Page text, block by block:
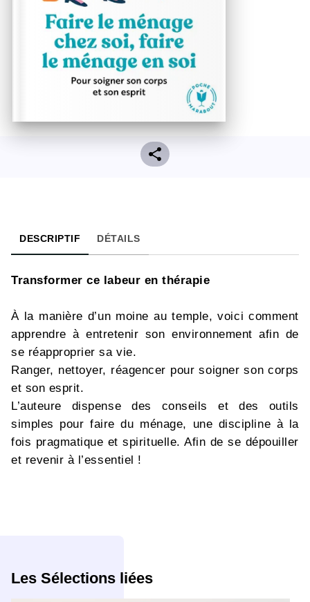
DESCRIPTIF DÉTAILS
Transformer ce labeur en thérapie
À la manière d’un moine au temple, voici comment
apprendre à entretenir son environnement afin de
se réapproprier sa vie.
Ranger, nettoyer, réagencer pour soigner son corps
et son esprit.
L’auteure dispense des conseils et des outils
simples pour faire du ménage, une discipline à la
fois pragmatique et spirituelle. Afin de se dépouiller
et revenir à l’essentiel !
Les Sélections liées